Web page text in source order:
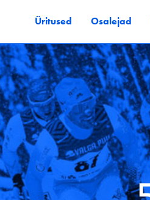
Üritused Osalejad